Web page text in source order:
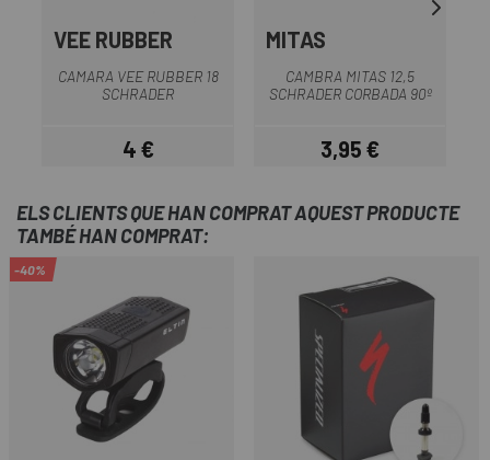
VEE RUBBER
CAMARA VEE RUBBER 18
SCHRADER
Preu
4 €
MITAS
CAMBRA MITAS 12,5
SCHRADER CORBADA 90º
Preu
3,95 €
ELS CLIENTS QUE HAN COMPRAT AQUEST PRODUCTE
TAMBÉ HAN COMPRAT:
-40%